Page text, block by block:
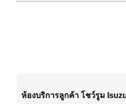
ห้องบริการลูกค้า โชว์รูม